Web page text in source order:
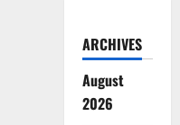
ARCHIVES
August
2026